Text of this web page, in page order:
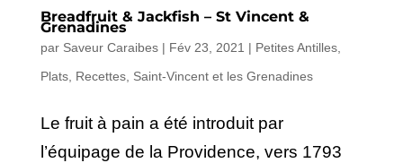
Breadfruit & Jackfish – St Vincent &
Grenadines
par Saveur Caraibes| Fév 23, 2021 | Petites Antilles,
Plats, Recettes, Saint-Vincent et les Grenadines
Le fruit à pain a été introduit par
l’équipage de la Providence, vers 1793